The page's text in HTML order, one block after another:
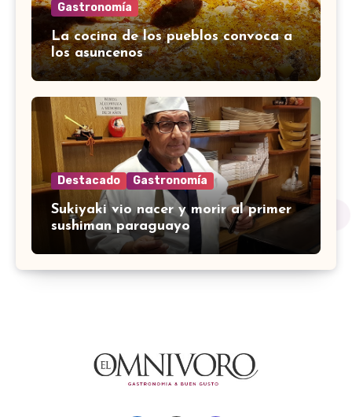
Gastronomía
La cocina de los pueblos convoca a
los asuncenos
Destacado Gastronomía
Sukiyaki vio nacer y morir al primer
sushiman paraguayo